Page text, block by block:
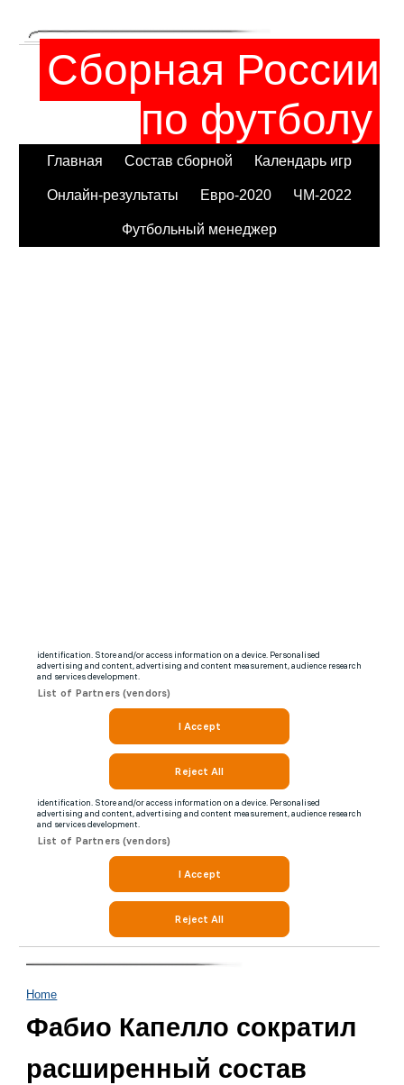
Сборная России
по футболу
Главная Состав сборной Календарь игр
Онлайн-результаты Евро-2020 ЧМ-2022
Футбольный менеджер
Home
Фабио Капелло сократил
расширенный состав